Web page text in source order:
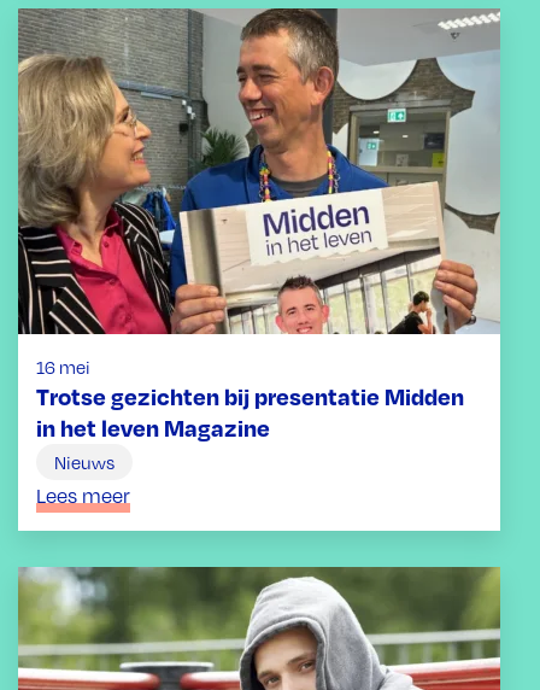
Trotse gezichten bij presentatie Midden
in het leven Magazine
16 mei
Nieuws
Lees meer